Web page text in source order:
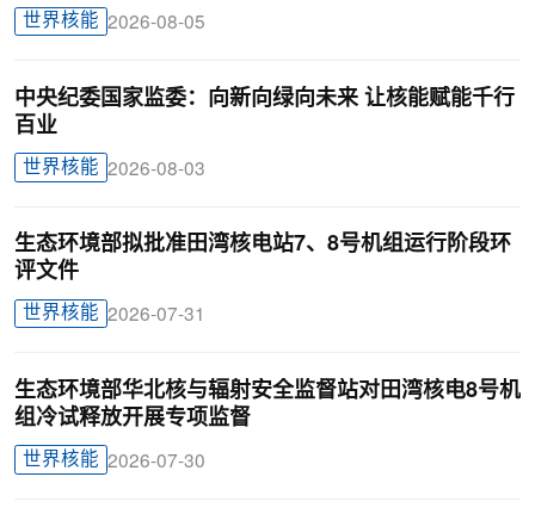
世界核能 2026-08-05
中央纪委国家监委：向新向绿向未来 让核能赋能千行
百业
世界核能 2026-08-03
生态环境部拟批准田湾核电站7、8号机组运行阶段环
评文件
世界核能 2026-07-31
生态环境部华北核与辐射安全监督站对田湾核电8号机
组冷试释放开展专项监督
世界核能 2026-07-30